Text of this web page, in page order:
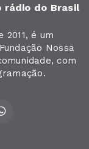
rádio do Brasil
é um
Nossa
com